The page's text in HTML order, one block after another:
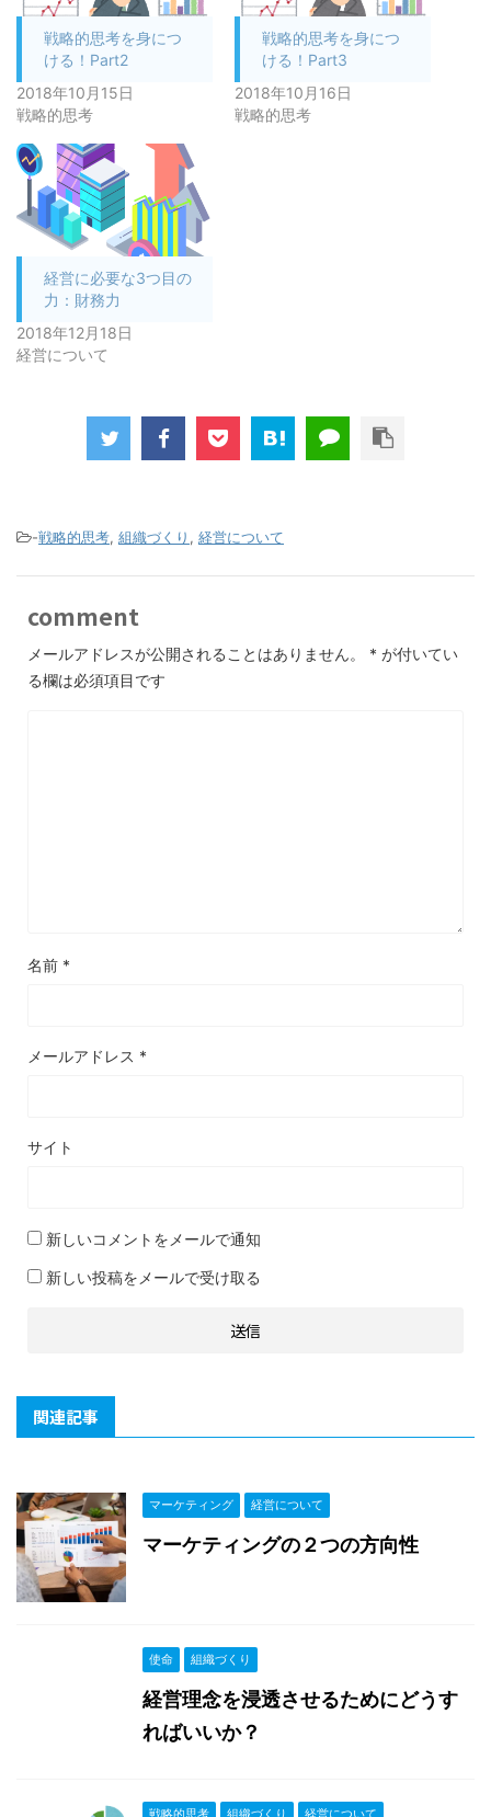
戦略的思考を身につ
ける！Part2
2018年10月15日
戦略的思考
戦略的思考を身につ
ける！Part3
2018年10月16日
戦略的思考
経営に必要な3つ目の
力：財務力
2018年12月18日
経営について
-戦略的思考, 組織づくり , 経営について
comment
メールアドレスが公開されることはありません。 * が付いてい
る欄は必須項目です
名前 *
メールアドレス *
サイト
新しいコメントをメールで通知
新しい投稿をメールで受け取る
関連記事
マーケティング 経営について
マーケティングの２つの方向性
使命 組織づくり
経営理念を浸透させるためにどうす
ればいいか？
戦略的思考 組織づくり 経営について